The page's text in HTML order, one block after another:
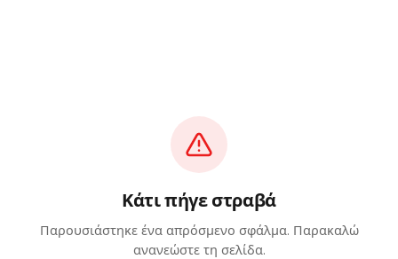
Κάτι πήγε στραβά
Παρουσιάστηκε ένα απρόσμενο σφάλμα. Παρακαλώ
ανανεώστε τη σελίδα.